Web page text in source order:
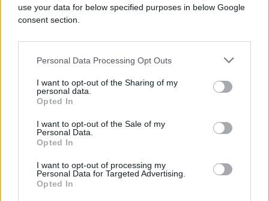
use your data for below specified purposes in below Google
consent section.
Personal Data Processing Opt Outs
I want to opt-out of the Sharing of my
personal data.
Opted In
I want to opt-out of the Sale of my
Personal Data.
Opted In
I want to opt-out of processing my
Personal Data for Targeted Advertising.
Opted In
Strah od „vječne čekaonice“
Uprkos mogućim prednostima, novi model izaziva i
Dio analitičara smatra da postoji opasnost da
umjesto puta ka punopravnom članstvu.
U tom slučaju zemlje Zapadnog Balkana mogle bi
ostvariti pristup određenim ekonomskim
pogodnostima, ali bez punog prava odlučivanja